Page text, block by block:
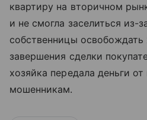
квартиру на вторичном
и не смогла заселиться из-
собственницы
завершения сделки
хозяйка передала деньги
мошенникам.